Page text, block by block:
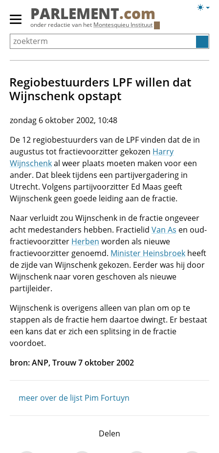
Overslaan
Primair
menu
tonen/verbergen
PARLEMENT.com
onder redactie van het Montesquieu Instituut
Regiobestuurders LPF willen dat
Wijnschenk opstapt
zondag 6 oktober 2002, 10:48
De 12 regiobestuurders van de LPF vinden dat de in
augustus tot fractievoorzitter gekozen Harry
Wijnschenkal weer plaats moeten maken voor een
ander. Dat bleek tijdens een partijvergadering in
Utrecht. Volgens partijvoorzitter Ed Maas geeft
Wijnschenk geen goede leiding aan de fractie.
Naar verluidt zou Wijnschenk in de fractie ongeveer
acht medestanders hebben. Fractielid Van As en oud-
fractievoorzitter Herben worden als nieuwe
fractievoorzitter genoemd. Minister Heinsbroek heeft
de zijde van Wijnschenk gekozen. Eerder was hij door
Wijnschenk naar voren geschoven als nieuwe
partijleider.
Wijnschenk is overigens alleen van plan om op te
stappen als de fractie hem daartoe dwingt. Er bestaat
een kans dat er zich een splitsing in de fractie
voordoet.
bron: ANP, Trouw 7 oktober 2002
meer over de lijst Pim Fortuyn
Delen